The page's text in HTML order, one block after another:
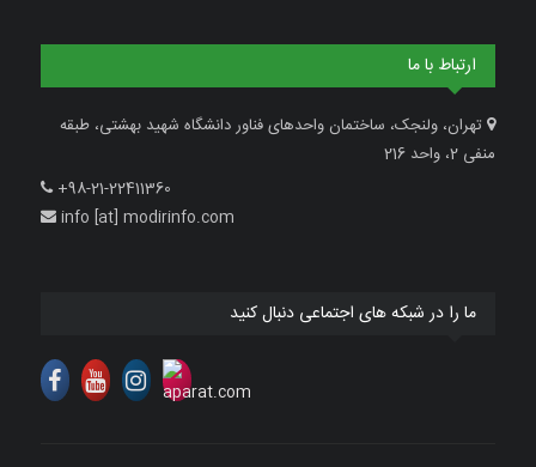
ارتباط با ما
تهران، ولنجک، ساختمان واحدهای فناور دانشگاه شهید بهشتی، طبقه
منفی 2، واحد 216
+98-21-22411360
info [at] modirinfo.com
ما را در شبکه های اجتماعی دنبال کنید